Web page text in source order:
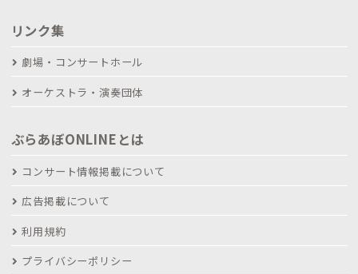
リンク集
劇場・コンサートホール
オーケストラ・演奏団体
ぶらあぼONLINEとは
コンサート情報掲載について
広告掲載について
利用規約
プライバシーポリシー